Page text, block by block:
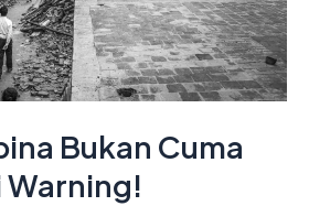
Bukan Cuma
Warning!